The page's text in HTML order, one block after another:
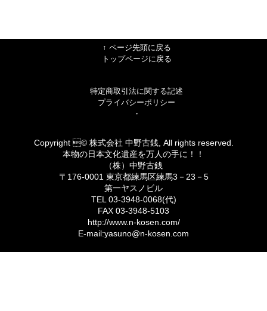
↑ ページ先頭に戻る
トップページに戻る
特定商取引法に関する記述
プライバシーポリシー
・
Copyright © 株式会社 中野古銭, All rights reserved.
本物の日本文化遺産を万人の手に！！
（株）中野古銭
〒176-0001 東京都練馬区練馬3－23－5
第一ヤスノビル
TEL 03-3948-0068(代)
FAX 03-3948-5103
http://www.n-kosen.com/
E-mail:yasuno@n-kosen.com